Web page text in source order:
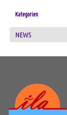
Kategorien
NEWS